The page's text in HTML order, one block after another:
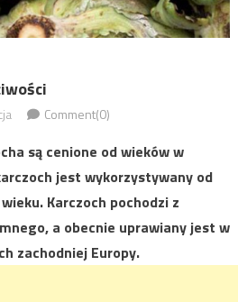
Comment(0)
są cenione od wieków w
jest wykorzystywany od
Karczoch pochodzi z
a obecnie uprawiany jest w
zachodniej Europy.